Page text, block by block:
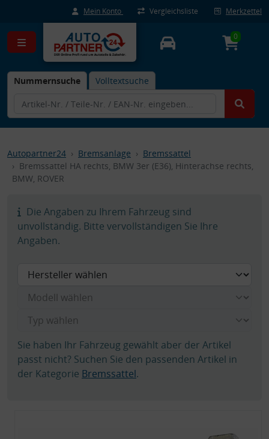
Mein Konto Vergleichsliste Merkzettel
Nummernsuche Volltextsuche
0
Autopartner24 Bremsanlage
Bremssattel
Bremssattel HA rechts, BMW 3er (E36), Hinterachse rechts,
BMW, ROVER
Die Angaben zu Ihrem Fahrzeug sind
unvollständig. Bitte vervollständigen Sie Ihre
Angaben.
Sie haben Ihr Fahrzeug gewählt aber der Artikel
passt nicht? Suchen Sie den passenden Artikel in
der Kategorie Bremssattel.